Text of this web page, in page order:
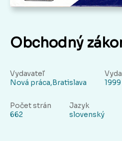
Obchodný
Vydavateľ
Nová práca,Bratislava
1999
Počet strán
662
Jazyk
slovenský